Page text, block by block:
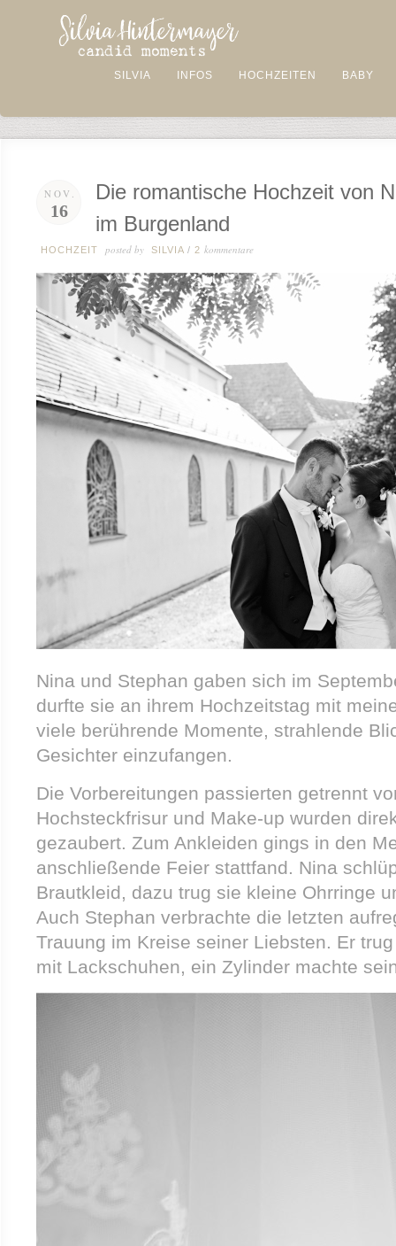
SILVIA INFOS HOCHZEITEN BABY
NOV.
16
Die romantische Hochzeit von
im Burgenland
HOCHZEIT posted by SILVIA / 2 kommentare
Nina und Stephan gaben sich im
durfte sie an ihrem Hochzeitstag mit
viele berührende Momente, strahlende
Gesichter einzufangen.
Die Vorbereitungen passierten getrennt
Hochsteckfrisur und Make-up wurden
gezaubert. Zum Ankleiden gings in den
anschließende Feier stattfand. Nina
Brautkleid, dazu trug sie kleine Ohrringe
Auch Stephan verbrachte die letzten
Trauung im Kreise seiner Liebsten. Er
mit Lackschuhen, ein Zylinder machte